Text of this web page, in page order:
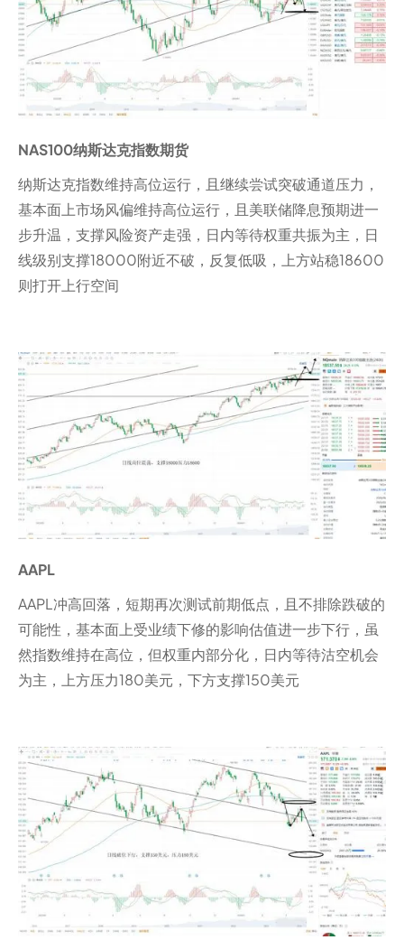
NAS100纳斯达克指数期货
纳斯达克指数维持高位运行，且继续尝试突破通道压力，
基本面上市场风偏维持高位运行，且美联储降息预期进一
步升温，支撑风险资产走强，日内等待权重共振为主，日
线级别支撑18000附近不破，反复低吸，上方站稳18600
则打开上行空间
AAPL
AAPL冲高回落，短期再次测试前期低点，且不排除跌破的
可能性，基本面上受业绩下修的影响估值进一步下行，虽
然指数维持在高位，但权重内部分化，日内等待沽空机会
为主，上方压力180美元，下方支撑150美元